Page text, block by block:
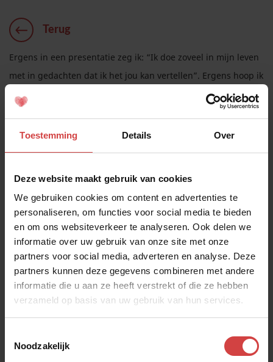
Toestemming Details Over
Deze website maakt gebruik van cookies
We gebruiken cookies om content en advertenties te
personaliseren, om functies voor social media te bieden
en om ons websiteverkeer te analyseren. Ook delen we
informatie over uw gebruik van onze site met onze
partners voor social media, adverteren en analyse. Deze
partners kunnen deze gegevens combineren met andere
informatie die u aan ze heeft verstrekt of die ze hebben
verzameld op basis van uw gebruik van hun services.
Noodzakelijk
Terug
Ergens in een presentatie zeg ik: “Ik doe zoveel in mijn leven
met in gedachten dat ik het jou kan vertellen”. Ergens hoop ik
natuurlijk te horen dat ze blij met me is, of liever nog, dat ze
Ik ben zelf heel trots op mijn schat! Ze is een geweldig mens.
zou diezelfde eigenschappen ook andere namen kunnen
geven die niet zo positief zijn. Het is dus ook een keuze om
het goede te zien in de ander en vooral dát te benoemen. Dat
maakt je relatie een stuk leuker.
Hoe is het voor mij om te horen dat je trots op me bent? HVIM
Bekijk ook andere